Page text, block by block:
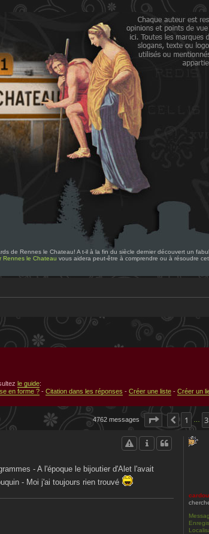
de Rennes le Chateau! A t-il à la fin du siècle dernier découvert un
Rennes le Chateau vous aidera peut-être à comprendre ou à résoudre
le guide:
en forme ? - Citation dans les réponses - Créer une liste - Créer un
4762 messages Page 317 sur
1
cardou
- A l'époque le bijoutier d'Alet l'avait
- Moi j'ai toujours rien trouvé